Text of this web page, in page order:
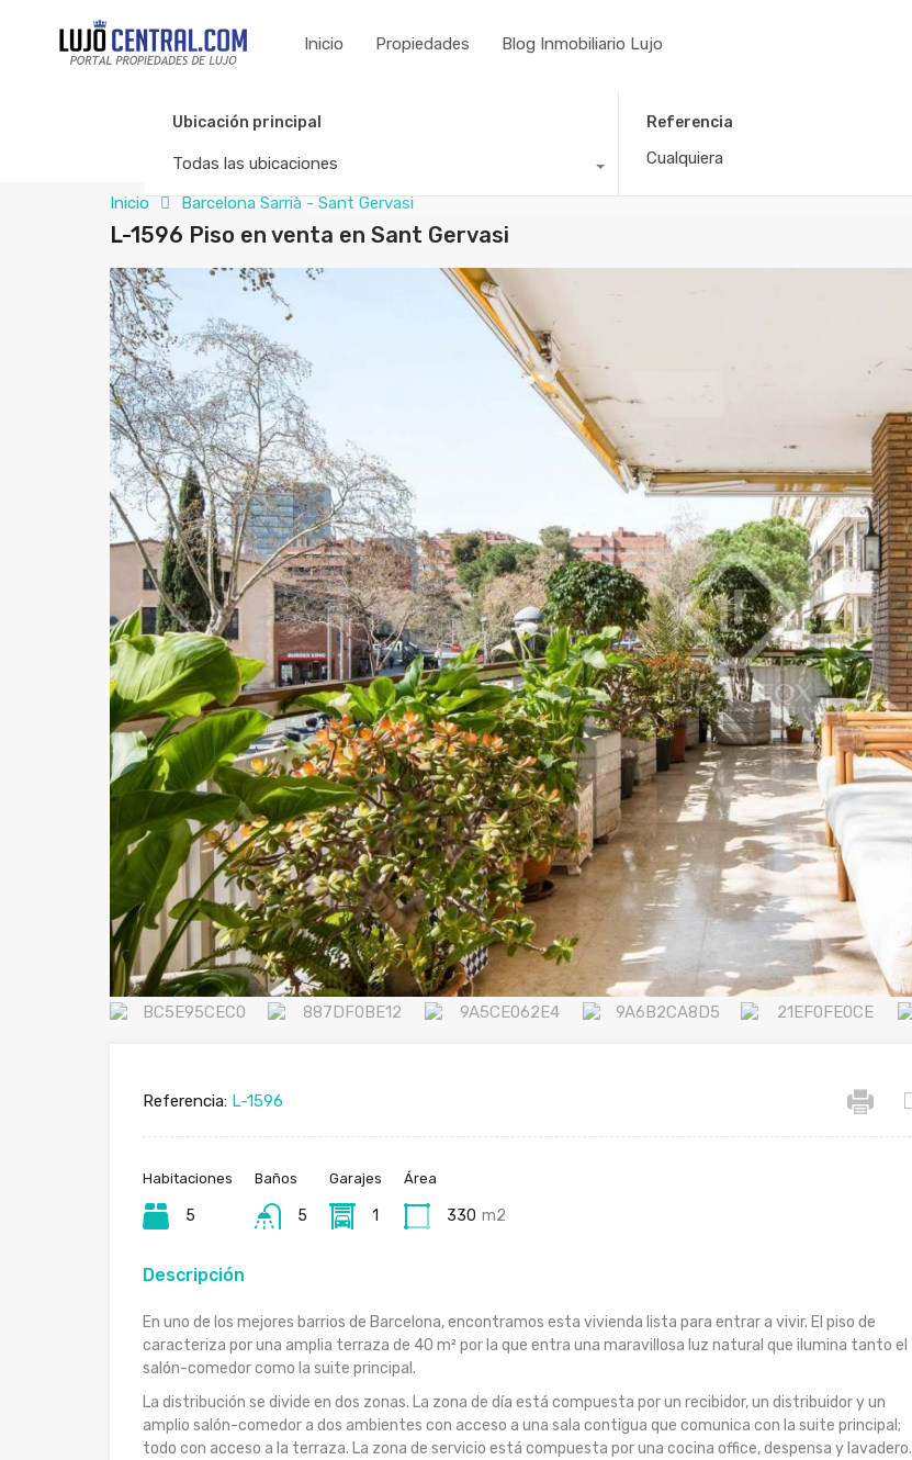
Inicio Propiedades Blog Inmobiliario Lujo
Ubicación principal
Todas las ubicaciones
Referencia
Inicio Barcelona Sarrià - Sant Gervasi
L-1596 Piso en venta en Sant Gervasi
Referencia: L-1596
Habitaciones
5
Baños
5
Garajes
1
Área
330 m2
Descripción
En uno de los mejores barrios de Barcelona, encontramos esta vivienda lista para entrar a vivir. El piso de
caracteriza por una amplia terraza de 40 m² por la que entra una maravillosa luz natural que ilumina tanto el
salón-comedor como la suite principal.
La distribución se divide en dos zonas. La zona de día está compuesta por un recibidor, un distribuidor y un
amplio salón-comedor a dos ambientes con acceso a una sala contigua que comunica con la suite principal;
todo con acceso a la terraza. La zona de servicio está compuesta por una cocina office, despensa y lavadero.